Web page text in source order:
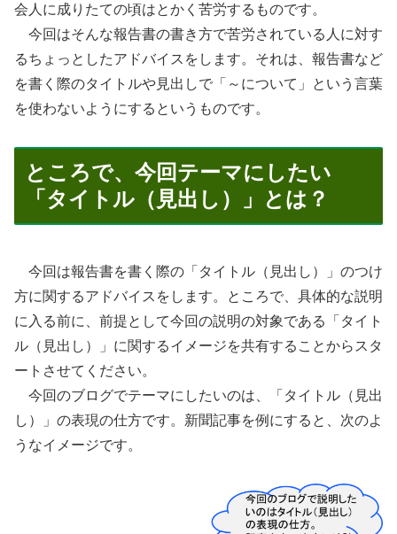
会人に成りたての頃はとかく苦労するものです。
今回はそんな報告書の書き方で苦労されている人に対す
るちょっとしたアドバイスをします。それは、報告書など
を書く際のタイトルや見出しで「～について」という言葉
を使わないようにするというものです。
ところで、今回テーマにしたい
「タイトル（見出し）」とは？
今回は報告書を書く際の「タイトル（見出し）」のつけ
方に関するアドバイスをします。ところで、具体的な説明
に入る前に、前提として今回の説明の対象である「タイト
ル（見出し）」に関するイメージを共有することからスタ
ートさせてください。
今回のブログでテーマにしたいのは、「タイトル（見出
し）」の表現の仕方です。新聞記事を例にすると、次のよ
うなイメージです。